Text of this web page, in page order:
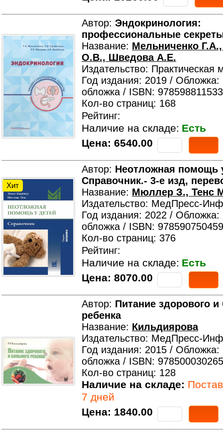
Автор: Эндокринология:
профессиональные
Название: Мельниченко
О.В., Шведова А.Е.
Издательство: Практическая
Год издания: 2019 / Обложка:
обложка / ISBN:
Кол-во страниц: 168
Рейтинг:
Наличие на складе: Есть
Цена: 6540.00
Хит
Автор: Неотложная помощь
Справочник.- 3-е изд,
Название: Мюллер З., Тенс
Издательство: МедПресс-
Год издания: 2022 / Обложка:
обложка / ISBN:
Кол-во страниц: 376
Рейтинг:
Наличие на складе: Есть
Цена: 8070.00
Автор: Питание здорового и
ребенка
Название: Кильдиярова
Издательство: МедПресс-
Год издания: 2015 / Обложка:
обложка / ISBN:
Кол-во страниц: 128
Наличие на складе:
7 дней
Цена: 1840.00